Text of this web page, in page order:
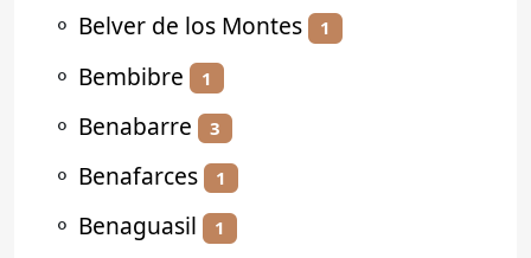
⚬ Belver de los Montes 1
⚬ Bembibre 1
⚬ Benabarre 3
⚬ Benafarces 1
⚬ Benaguasil 1